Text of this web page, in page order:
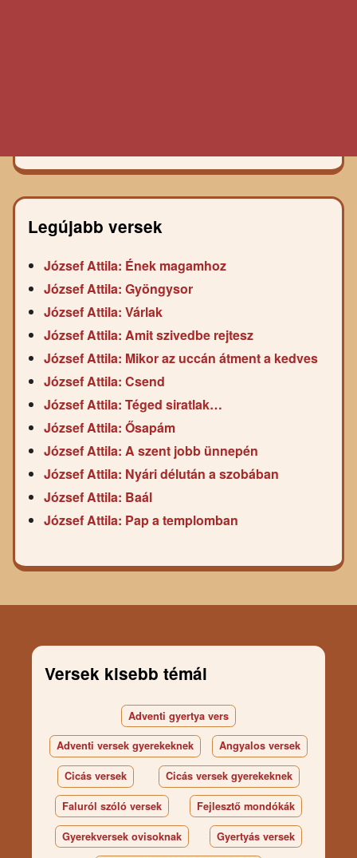
Legújabb versek
József Attila: Ének magamhoz
József Attila: Gyöngysor
József Attila: Várlak
József Attila: Amit szivedbe rejtesz
József Attila: Mikor az uccán átment a kedves
József Attila: Csend
József Attila: Téged siratlak…
József Attila: Ősapám
József Attila: A szent jobb ünnepén
József Attila: Nyári délután a szobában
József Attila: Baál
József Attila: Pap a templomban
Versek kisebb témái
Adventi gyertya vers
Adventi versek gyerekeknek Angyalos versek
Cicás versek Cicás versek gyerekeknek
Faluról szóló versek Fejlesztő mondókák
Gyerekversek ovisoknak Gyertyás versek